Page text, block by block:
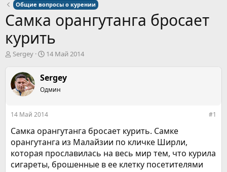
Общие вопросы о курении
Самка орангутанга бросает
курить
А
о
р
м
ы
Sergey
Д
а
н
а
а
14 Май 2014
Sergey
Одмин
14 Май 2014 #1
Самка орангутанга бросает курить. Самке
орангутанга из Малайзии по кличке Ширли,
которая прославилась на весь мир тем, что курила
сигареты, брошенные в ее клетку посетителями